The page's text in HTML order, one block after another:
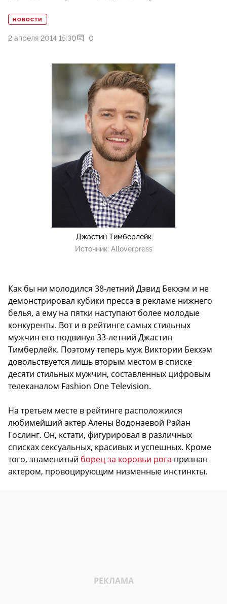
НОВОСТИ
2 апреля 2014 15:30 0
Джастин Тимберлейк
Источник: Alloverpress
Как бы ни молодился 38-летний Дэвид Бекхэм и не
демонстрировал кубики пресса в рекламе нижнего
белья, а ему на пятки наступают более молодые
конкуренты. Вот и в рейтинге самых стильных
мужчин его подвинул 33-летний Джастин
Тимберлейк. Поэтому теперь муж Виктории Бекхэм
довольствуется лишь вторым местом в списке
десяти стильных мужчин, составленных цифровым
телеканалом Fashion One Television.
На третьем месте в рейтинге расположился
любимейший актер Алены Водонаевой Райан
Гослинг. Он, кстати, фигурировал в различных
списках сексуальных, красивых и успешных. Кроме
того, знаменитый борец за коровьи рога признан
актером, провоцирующим низменные инстинкты.